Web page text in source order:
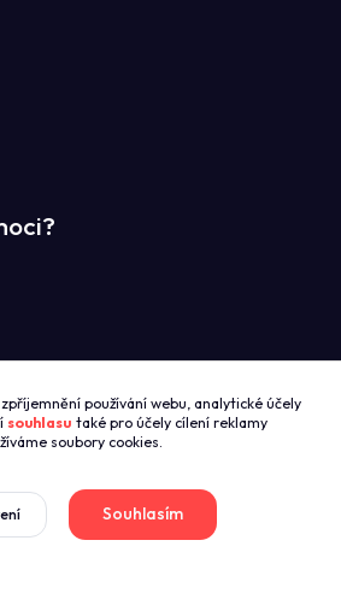
používání webu, analytické účely
souhlasu také pro účely cílení reklamy
soubory cookies.
Souhlasím